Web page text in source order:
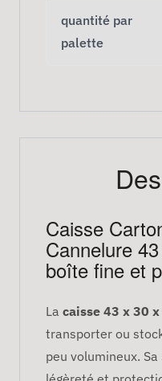
quantité par
palette
Caisse
Cannelure
boîte fine et
La caisse 43 x 30
transporter ou
peu volumineux.